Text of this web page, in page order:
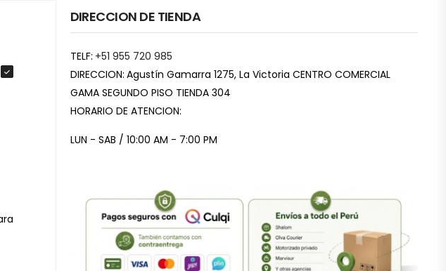
DIRECCION DE TIENDA
TELF: +51 955 720 985
DIRECCION: Agustín Gamarra 1275, La Victoria CENTRO COMERCIAL
GAMA SEGUNDO PISO TIENDA 304
HORARIO DE ATENCION:
LUN - SAB / 10:00 AM - 7:00 PM